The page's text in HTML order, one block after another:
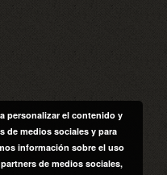
personalizar el contenido y
de medios sociales y para
información sobre el uso
de medios sociales,